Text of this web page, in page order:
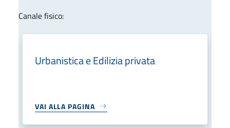
Canale fisico:
Urbanistica e Edilizia privata
VAI ALLA PAGINA